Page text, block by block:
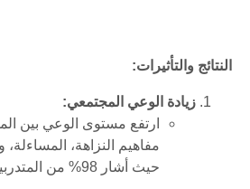
النتائج والتأثيرات:
زيادة الوعي المجتمعي:
ارتفع مستوى الوعي بين
مفاهيم النزاهة، المساءلة،
حيث أشار 98% من